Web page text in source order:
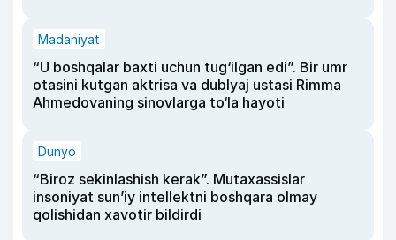
Madaniyat
“U boshqalar baxti uchun tug‘ilgan edi”. Bir umr
otasini kutgan aktrisa va dublyaj ustasi Rimma
Ahmedovaning sinovlarga to‘la hayoti
Dunyo
“Biroz sekinlashish kerak”. Mutaxassislar
insoniyat sun’iy intellektni boshqara olmay
qolishidan xavotir bildirdi